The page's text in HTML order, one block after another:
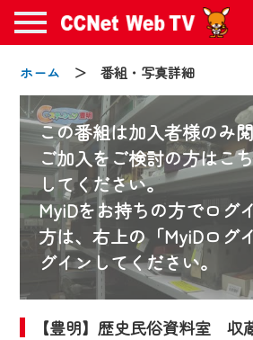
ホーム ＞ 番組・写真詳細
この番組は加入者様のみ
ご加入をご検討の方はこ
してください。
MyiDをお持ちの方でログ
方は、右上の「MyiDログ
グインしてください。
【豊明】歴史民俗資料室 収
お知ら
2024/09/02
動画配信サービス『CCNet
年9月24日からリニューアル